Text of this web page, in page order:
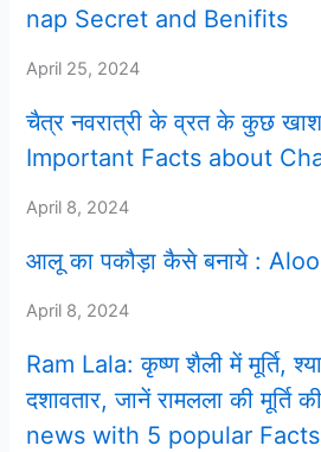
nap Secret and Benifits
April 25, 2024
चैत्र नवरात्री के व्रत के कुछ
Important Facts about
April 8, 2024
आलू का पकौड़ा कैसे बनाये :
April 8, 2024
Ram Lala: कृष्ण शैली में मूर्ति,
दशावतार, जानें रामलला की मूर्ति
news with 5 popular Facts